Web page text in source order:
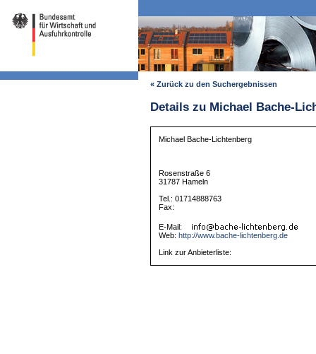
« Zurück zu den Suchergebnissen
Details zu Michael Bache-
Michael Bache-Lichtenberg
Rosenstraße 6
31787 Hameln
Tel.: 01714888763
Fax:
E-Mail:
Web: http://www.bache-lichtenberg.de
Link zur Anbieterliste: